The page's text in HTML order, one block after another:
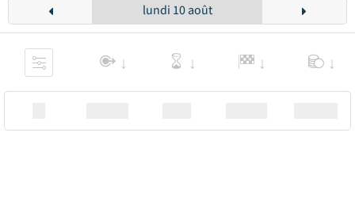
lundi 10 août